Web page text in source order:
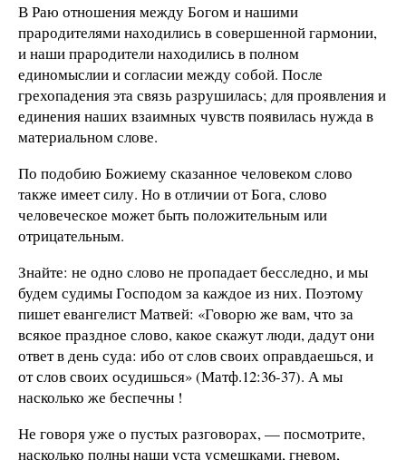
В Раю отношения между Богом и нашими
прародителями находились в совершенной гармонии,
и наши прародители находились в полном
единомыслии и согласии между собой. После
грехопадения эта связь разрушилась; для проявления и
единения наших взаимных чувств появилась нужда в
материальном слове.
По подобию Божиему сказанное человеком слово
также имеет силу. Но в отличии от Бога, слово
человеческое может быть положительным или
отрицательным.
Знайте: не одно слово не пропадает бесследно, и мы
будем судимы Господом за каждое из них. Поэтому
пишет евангелист Матвей: «Говорю же вам, что за
всякое праздное слово, какое скажут люди, дадут они
ответ в день суда: ибо от слов своих оправдаешься, и
от слов своих осудишься» (Матф.12:36-37). А мы
насколько же беспечны !
Не говоря уже о пустых разговорах, — посмотрите,
насколько полны наши уста усмешками, гневом,